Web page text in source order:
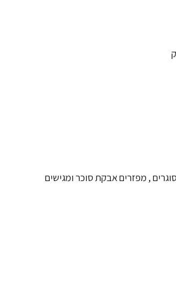
, מפזרים אבקת סוכר ומגישים